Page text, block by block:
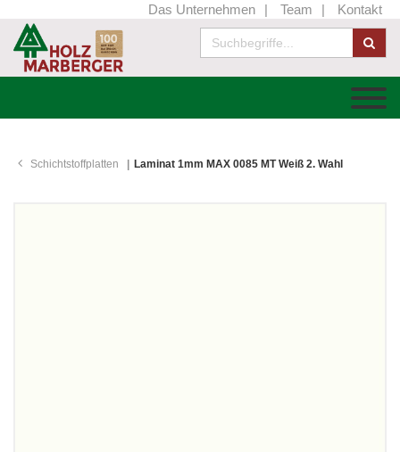
Das Unternehmen Team Kontakt
Schichtstoffplatten Laminat 1mm MAX 0085 MT Weiß 2. Wahl